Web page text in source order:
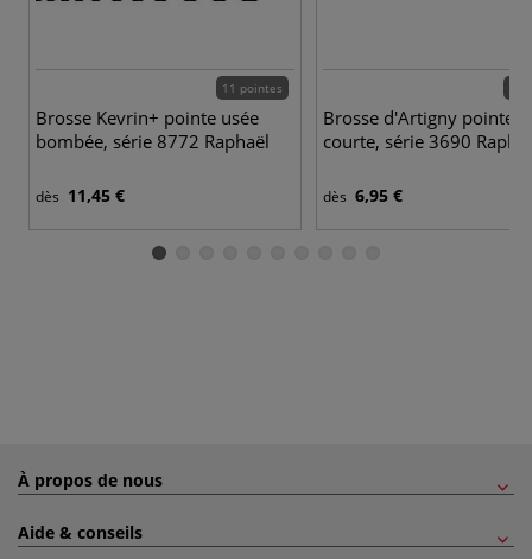
11 pointes
Brosse Kevrin+ pointe usée
bombée, série 8772 Raphaël
dès 11,45 €
Brosse d'Artigny pointe
courte, série 3690
dès 6,95 €
À propos de nous
Aide & conseils